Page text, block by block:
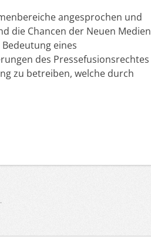
angesprochen und
die Chancen der Neuen Medien
eines
des Pressefusionsrechtes
zu betreiben, welche durch